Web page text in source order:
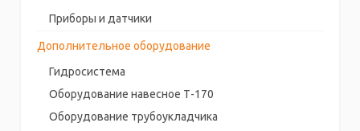
Приборы и датчики
Дополнительное оборудование
Гидросистема
Оборудование навесное Т-170
Оборудование трубоукладчика